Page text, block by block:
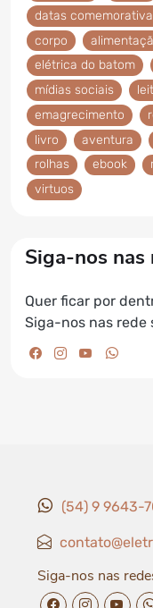
datas
corpo
elétrica do batom
mídias sociais
emagrecimento
livro
aventura
rolhas
ebook
virtuos
Siga-nos nas
Quer ficar por
Siga-nos nas rede
facebook da
instagram
(54) 9 9643-
Siga-nos nas